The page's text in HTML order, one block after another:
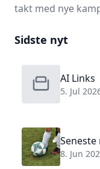
takt med nye
Sidste nyt
AI Links
5. Jul
Seneste
8. Jun